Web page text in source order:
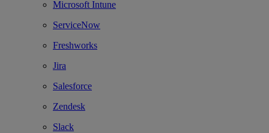
Microsoft Intune
ServiceNow
Freshworks
Jira
Salesforce
Zendesk
Slack